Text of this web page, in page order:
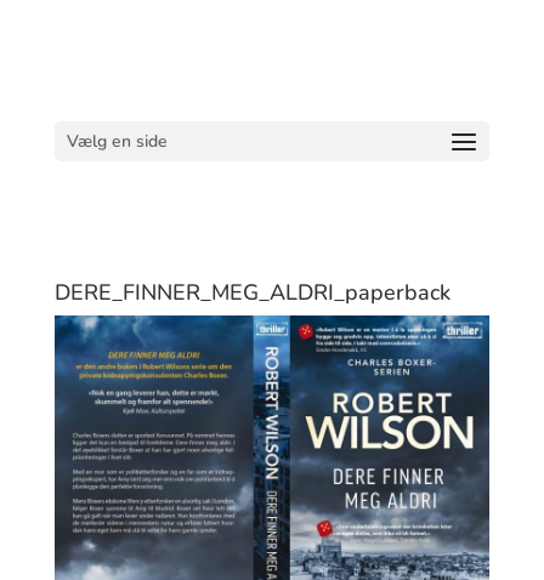
Vælg en side
DERE_FINNER_MEG_ALDRI_paperback